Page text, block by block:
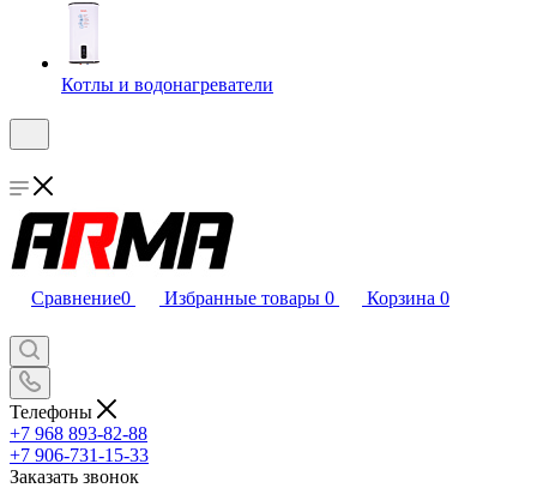
Котлы и водонагреватели
Сравнение0 Избранные товары 0 Корзина 0
Телефоны
+7 968 893-82-88
+7 906-731-15-33
Заказать звонок